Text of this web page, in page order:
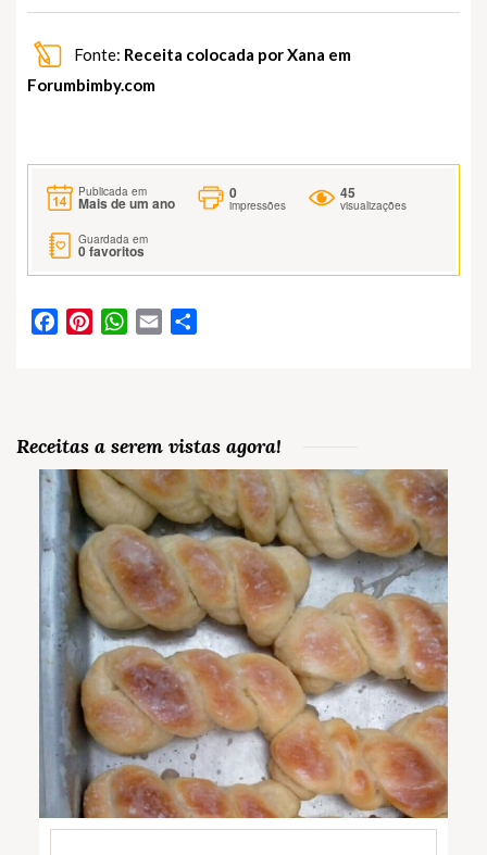
Fonte: Receita colocada por Xana em
Forumbimby.com
Publicada em
Mais de um ano
0
impressões
45
visualizações
Guardada em
0favoritos
FacebookPinterestWhatsApp
Email
Receitas a serem vistas agora!